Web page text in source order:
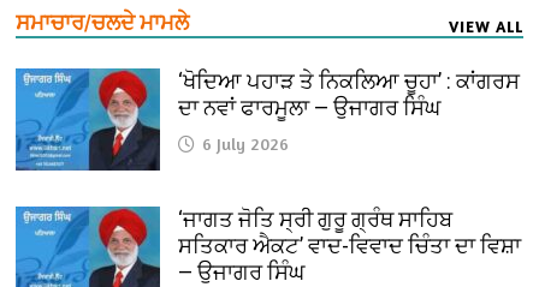
ਸਮਾਚਾਰ/ਚਲਦੇ ਮਾਮਲੇ VIEW ALL
‘ਖੋਦਿਆ ਪਹਾੜ ਤੇ ਨਿਕਲਿਆ ਚੂਹਾ’ : ਕਾਂਗਰਸ
ਦਾ ਨਵਾਂ ਫਾਰਮੂਲਾ — ਉਜਾਗਰ ਸਿੰਘ
6 July 2026
‘ਜਾਗਤ ਜੋਤਿ ਸ੍ਰੀ ਗੁਰੂ ਗ੍ਰੰਥ ਸਾਹਿਬ
ਸਤਿਕਾਰ ਐਕਟ’ ਵਾਦ-ਵਿਵਾਦ ਚਿੰਤਾ ਦਾ ਵਿਸ਼ਾ
— ਉਜਾਗਰ ਸਿੰਘ